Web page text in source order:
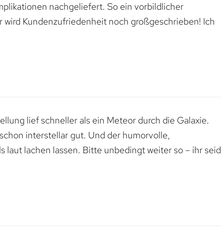
nachgeliefert. So ein vorbildlicher
Kundenzufriedenheit noch großgeschrieben! Ich
lief schneller als ein Meteor durch die Galaxie.
interstellar gut. Und der humorvolle,
laut lachen lassen. Bitte unbedingt weiter so – ihr seid